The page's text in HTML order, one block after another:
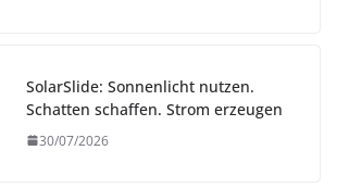
SolarSlide: Sonnenlicht nutzen.
Schatten schaffen. Strom erzeugen
30/07/2026